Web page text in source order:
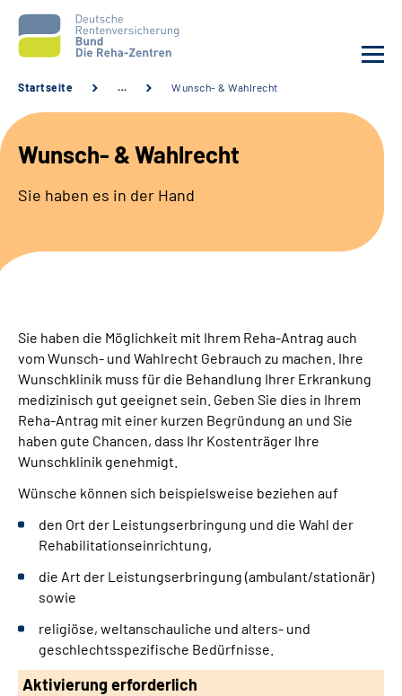
Aktuelles
Unsere Kliniken
Erweiterte Suche
Gebärdensprache
Leichte Sprache
Startseite … Wunsch- & Wahlrecht
Wunsch- & Wahlrecht
Sie haben es in der Hand
Sie haben die Möglichkeit mit Ihrem Reha-Antrag auch
vom Wunsch- und Wahlrecht Gebrauch zu machen. Ihre
Wunschklinik muss für die Behandlung Ihrer Erkrankung
medizinisch gut geeignet sein. Geben Sie dies in Ihrem
Reha-Antrag mit einer kurzen Begründung an und Sie
haben gute Chancen, dass Ihr Kostenträger Ihre
Wunschklinik genehmigt.
Wünsche können sich beispielsweise beziehen auf
den Ort der Leistungserbringung und die Wahl der
Rehabilitationseinrichtung,
die Art der Leistungserbringung (ambulant/stationär)
sowie
religiöse, weltanschauliche und alters- und
geschlechtsspezifische Bedürfnisse.
Aktivierung erforderlich